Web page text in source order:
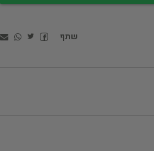
שתף